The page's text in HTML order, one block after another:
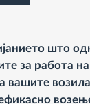
што
за работа
вашите